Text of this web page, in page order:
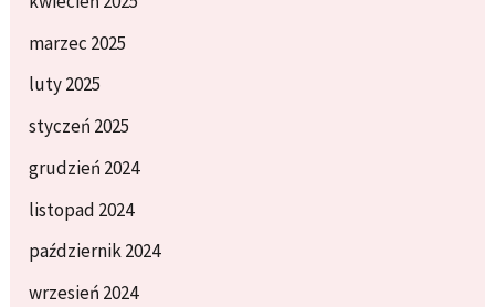
marzec 2025
luty 2025
styczeń 2025
grudzień 2024
listopad 2024
październik 2024
wrzesień 2024